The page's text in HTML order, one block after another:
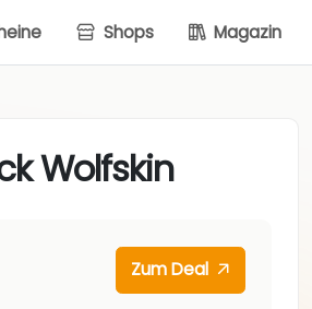
Shops Magazin
Wolfskin
Zum Deal